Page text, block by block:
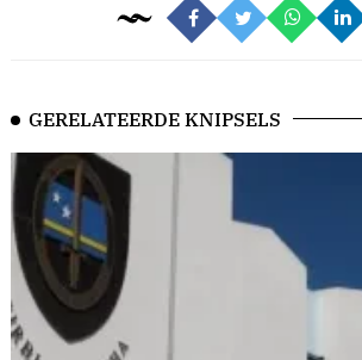
GERELATEERDE KNIPSELS